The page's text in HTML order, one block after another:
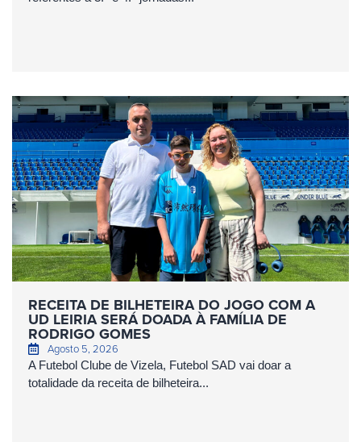
RECEITA DE BILHETEIRA DO JOGO COM A
UD LEIRIA SERÁ DOADA À FAMÍLIA DE
RODRIGO GOMES
Agosto 5, 2026
A Futebol Clube de Vizela, Futebol SAD vai doar a
totalidade da receita de bilheteira...